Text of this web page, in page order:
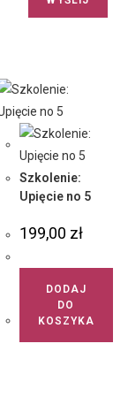
Szkolenie:
Upięcie no 5
199,00 zł
DODAJ
DO
KOSZYKA